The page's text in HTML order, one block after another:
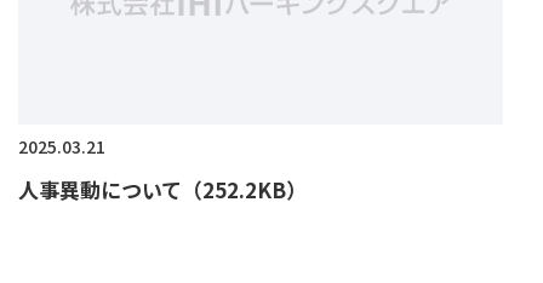
2025.03.21
人事異動について（252.2KB）